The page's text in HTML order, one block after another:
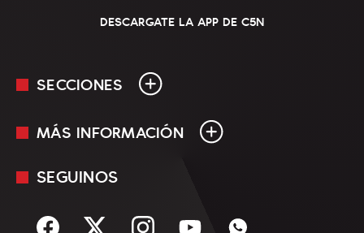
DESCARGATE LA APP DE C5N
SECCIONES
En Vivo
Sociedad
MÁS INFORMACIÓN
Mediakit
Términos y condiciones
SEGUINOS